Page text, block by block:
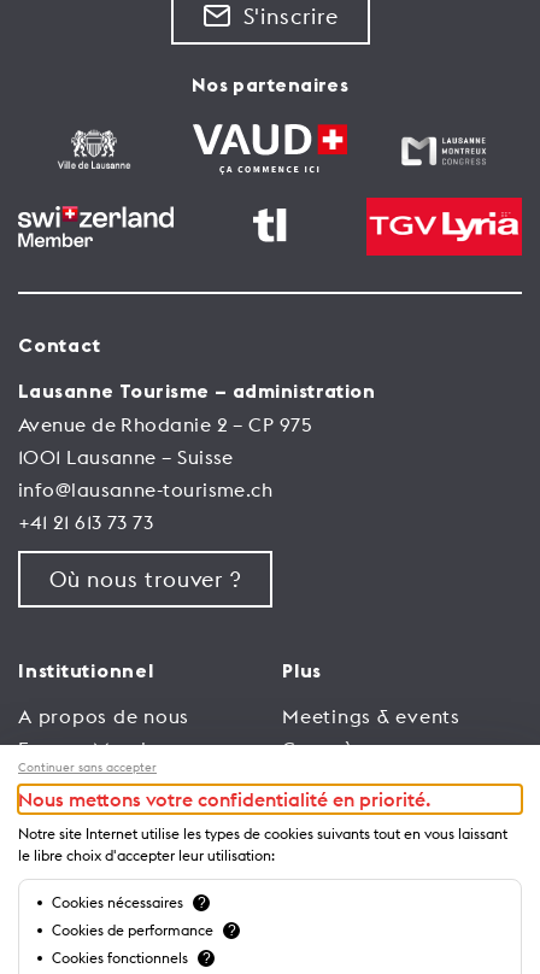
S'inscrire
Nos partenaires
Contact
Lausanne Tourisme – administration
Avenue de Rhodanie 2 – CP 975
1001 Lausanne – Suisse
info@lausanne-tourisme.ch
+41 21 613 73 73
Où nous trouver ?
Institutionnel
A propos de nous
Espace Membres
Emploi
Conditions générales
d’utilisation
Politique de
confidentialité
Plus
Meetings & events
Congrès
Trade
Espace Médias
Annonceurs
Brochures et guides
Continuer sans accepter
Nous mettons votre confidentialité en priorité.
Notre site Internet utilise les types de cookies suivants tout en vous laissant
le libre choix d'accepter leur utilisation:
Cookies nécessaires ?
Cookies de performance ?
Cookies fonctionnels ?